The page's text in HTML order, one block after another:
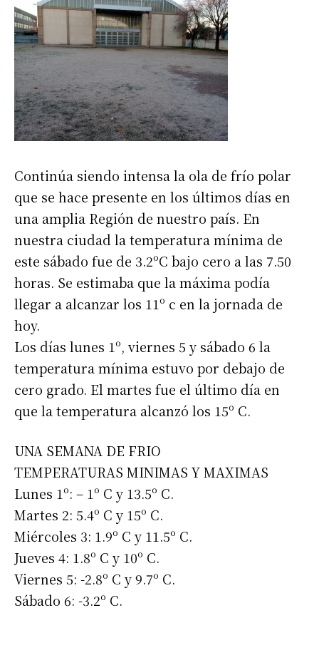
Continúa siendo intensa la ola de frío polar
que se hace presente en los últimos días en
una amplia Región de nuestro país. En
nuestra ciudad la temperatura mínima de
este sábado fue de 3.2ºC bajo cero a las 7.50
horas. Se estimaba que la máxima podía
llegar a alcanzar los 11º c en la jornada de
hoy.
Los días lunes 1º, viernes 5 y sábado 6 la
temperatura mínima estuvo por debajo de
cero grado. El martes fue el último día en
que la temperatura alcanzó los 15º C.
UNA SEMANA DE FRIO
TEMPERATURAS MINIMAS Y MAXIMAS
Lunes 1º: – 1º C y 13.5º C.
Martes 2: 5.4º C y 15º C.
Miércoles 3: 1.9º C y 11.5º C.
Jueves 4: 1.8º C y 10º C.
Viernes 5: -2.8º C y 9.7º C.
Sábado 6: -3.2º C.